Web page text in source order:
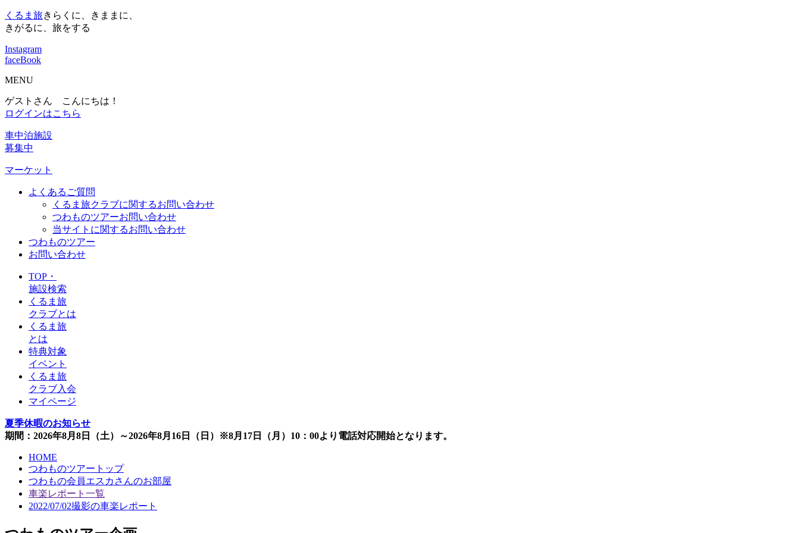
くるま旅きらくに、きままに、
きがるに、旅をする
Instagram
faceBook
MENU
ゲストさん こんにちは！
ログインはこちら
車中泊施設
募集中
マーケット
よくあるご質問
くるま旅クラブに関するお問い合わせ
つわものツアーお問い合わせ
当サイトに関するお問い合わせ
つわものツアー
お問い合わせ
TOP・
施設検索
くるま旅
クラブとは
くるま旅
とは
特典対象
イベント
くるま旅
クラブ入会
マイページ
夏季休暇のお知らせ
期間：2026年8月8日（土）～2026年8月16日（日）※8月17日（月）10：00より電話対応開始となります。
HOME
つわものツアートップ
つわもの会員エスカさんのお部屋
車楽レポート一覧
2022/07/02撮影の車楽レポート